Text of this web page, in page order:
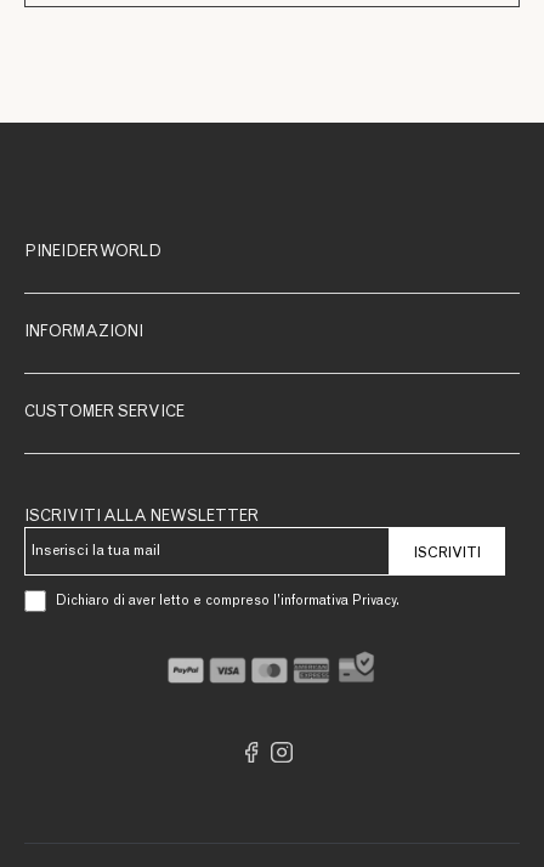
PINEIDER WORLD
INFORMAZIONI
CUSTOMER SERVICE
ISCRIVITI ALLA NEWSLETTER
ISCRIVITI
Dichiaro di aver letto e compreso l’informativa Privacy.